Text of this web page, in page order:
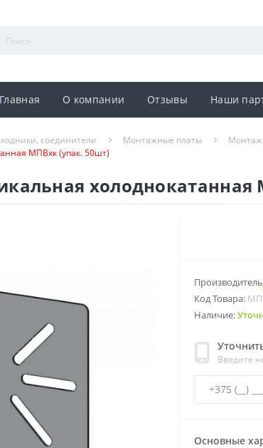
Главная О компании Отзывы Наши
соединители Монтажные платы
МПВхк (упак. 50шт)
Код Товара:
Наличие:
Введите
Основные